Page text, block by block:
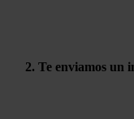
2. Te enviamos un